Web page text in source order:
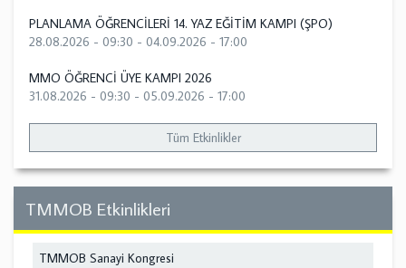
PLANLAMA ÖĞRENCİLERİ 14. YAZ EĞİTİM KAMPI (ŞPO)
28.08.2026 - 09:30 - 04.09.2026 - 17:00
MMO ÖĞRENCİ ÜYE KAMPI 2026
31.08.2026 - 09:30 - 05.09.2026 - 17:00
Tüm Etkinlikler
TMMOB Etkinlikleri
TMMOB Sanayi Kongresi